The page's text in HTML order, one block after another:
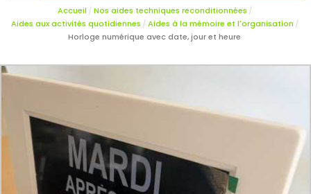
Accueil
Nos aides techniques reconditionnées
Aides aux activités quotidiennes
Aides à la mémoire et l'organisation
Horloge numérique avec date, jour et heure